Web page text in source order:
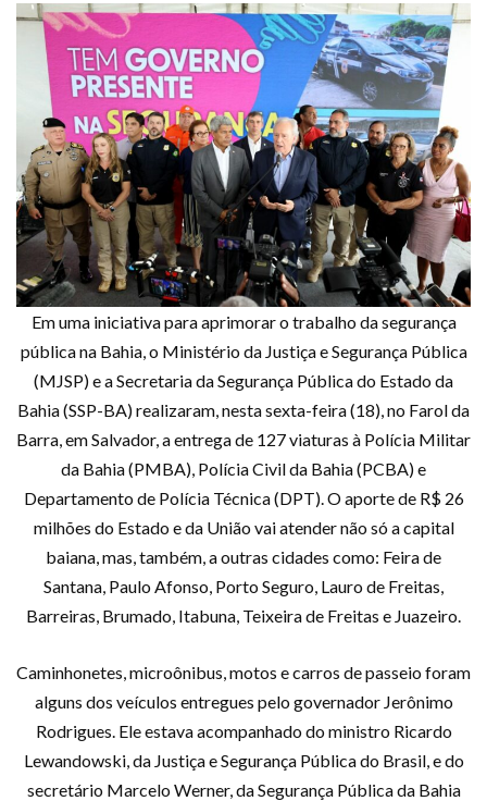
Em uma iniciativa para aprimorar o trabalho da segurança
pública na Bahia, o Ministério da Justiça e Segurança Pública
(MJSP) e a Secretaria da Segurança Pública do Estado da
Bahia (SSP-BA) realizaram, nesta sexta-feira (18), no Farol da
Barra, em Salvador, a entrega de 127 viaturas à Polícia Militar
da Bahia (PMBA), Polícia Civil da Bahia (PCBA) e
Departamento de Polícia Técnica (DPT). O aporte de R$ 26
milhões do Estado e da União vai atender não só a capital
baiana, mas, também, a outras cidades como: Feira de
Santana, Paulo Afonso, Porto Seguro, Lauro de Freitas,
Barreiras, Brumado, Itabuna, Teixeira de Freitas e Juazeiro.
Caminhonetes, microônibus, motos e carros de passeio foram
alguns dos veículos entregues pelo governador Jerônimo
Rodrigues. Ele estava acompanhado do ministro Ricardo
Lewandowski, da Justiça e Segurança Pública do Brasil, e do
secretário Marcelo Werner, da Segurança Pública da Bahia